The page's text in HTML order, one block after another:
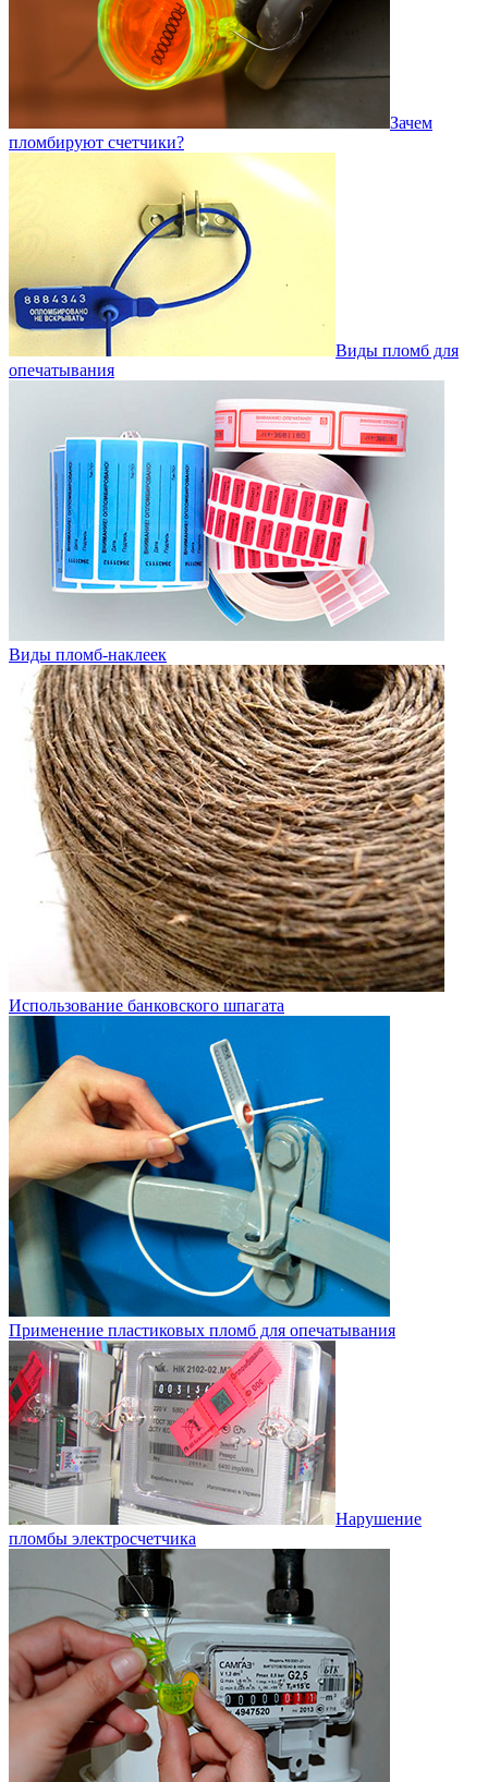
Зачем
пломбируют счетчики?
Виды пломб для
опечатывания
Виды пломб-наклеек
Использование банковского шпагата
Применение пластиковых пломб для опечатывания
Нарушение
пломбы электросчетчика